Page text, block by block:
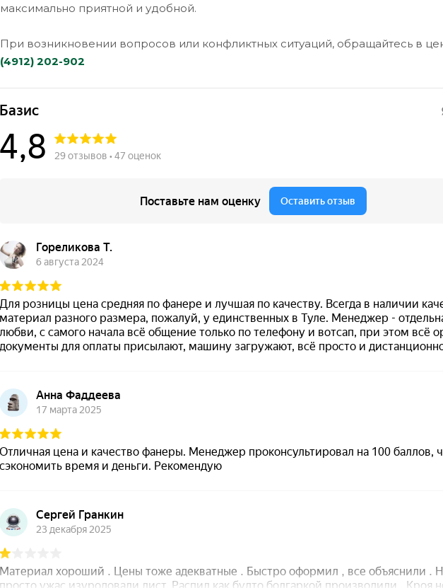
максимально приятной и удобной.
При возникновении вопросов или конфликтных ситуаций, обращайтесь в
(4912) 202-902